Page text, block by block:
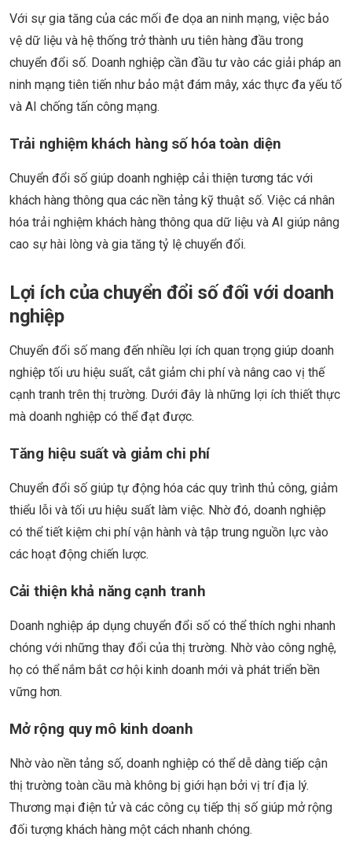
Với sự gia tăng của các mối đe dọa an ninh mạng, việc bảo
vệ dữ liệu và hệ thống trở thành ưu tiên hàng đầu trong
chuyển đổi số. Doanh nghiệp cần đầu tư vào các giải pháp an
ninh mạng tiên tiến như bảo mật đám mây, xác thực đa yếu tố
và AI chống tấn công mạng.
Trải nghiệm khách hàng số hóa toàn diện
Chuyển đổi số giúp doanh nghiệp cải thiện tương tác với
khách hàng thông qua các nền tảng kỹ thuật số. Việc cá nhân
hóa trải nghiệm khách hàng thông qua dữ liệu và AI giúp nâng
cao sự hài lòng và gia tăng tỷ lệ chuyển đổi.
Lợi ích của chuyển đổi số đối với doanh
nghiệp
Chuyển đổi số mang đến nhiều lợi ích quan trọng giúp doanh
nghiệp tối ưu hiệu suất, cắt giảm chi phí và nâng cao vị thế
cạnh tranh trên thị trường. Dưới đây là những lợi ích thiết thực
mà doanh nghiệp có thể đạt được.
Tăng hiệu suất và giảm chi phí
Chuyển đổi số giúp tự động hóa các quy trình thủ công, giảm
thiểu lỗi và tối ưu hiệu suất làm việc. Nhờ đó, doanh nghiệp
có thể tiết kiệm chi phí vận hành và tập trung nguồn lực vào
các hoạt động chiến lược.
Cải thiện khả năng cạnh tranh
Doanh nghiệp áp dụng chuyển đổi số có thể thích nghi nhanh
chóng với những thay đổi của thị trường. Nhờ vào công nghệ,
họ có thể nắm bắt cơ hội kinh doanh mới và phát triển bền
vững hơn.
Mở rộng quy mô kinh doanh
Nhờ vào nền tảng số, doanh nghiệp có thể dễ dàng tiếp cận
thị trường toàn cầu mà không bị giới hạn bởi vị trí địa lý.
Thương mại điện tử và các công cụ tiếp thị số giúp mở rộng
đối tượng khách hàng một cách nhanh chóng.